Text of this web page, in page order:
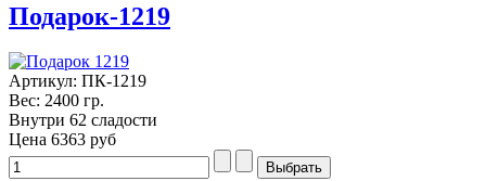
Подарок-1219
Артикул: ПК-1219
Вес: 2400 гр.
Внутри 62 сладости
Цена 6363 руб